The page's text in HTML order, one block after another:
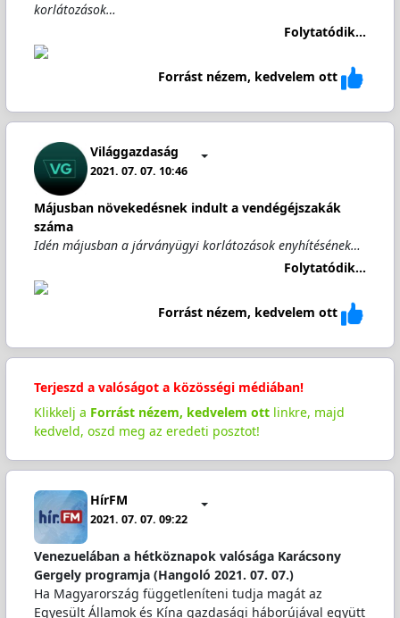
korlátozások…
Folytatódik...
Forrást nézem, kedvelem ott
Világgazdaság
2021. 07. 07. 10:46
Májusban növekedésnek indult a vendégéjszakák
száma
Idén májusban a járványügyi korlátozások enyhítésének…
Folytatódik...
Forrást nézem, kedvelem ott
Terjeszd a valóságot a közösségi médiában!
Klikkelj a Forrást nézem, kedvelem ottlinkre, majd
kedveld, oszd meg az eredeti posztot!
HírFM
2021. 07. 07. 09:22
Venezuelában a hétköznapok valósága Karácsony
Gergely programja (Hangoló 2021. 07. 07.)
Ha Magyarország függetleníteni tudja magát az
Egyesült Államok és Kína gazdasági háborújával együtt